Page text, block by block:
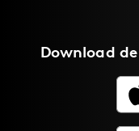
Download